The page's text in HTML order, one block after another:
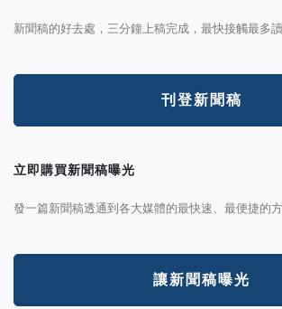
新聞稿的好去處，三分鐘上稿完成，最快接觸最多
刊登新聞稿
立即購買新聞稿曝光
發一篇新聞稿透通到各大媒體的最快速、最便捷的方
讓新聞稿曝光